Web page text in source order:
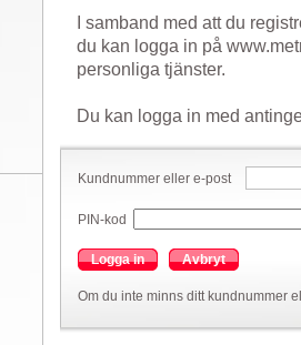
I samband med att du
du kan logga in på
personliga tjänster.
Du kan logga in med
Kundnummer eller e-post
PIN-kod
Logga in Avbryt
Om du inte minns ditt kundnummer